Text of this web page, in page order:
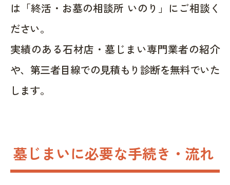
は「終活・お墓の相談所 いのり」にご相談く
ださい。
実績のある石材店・墓じまい専門業者の紹介
や、第三者目線での見積もり診断を無料でいた
します。
墓じまいに必要な手続き・流れ